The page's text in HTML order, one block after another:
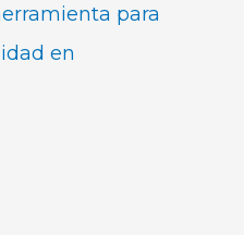
para
en